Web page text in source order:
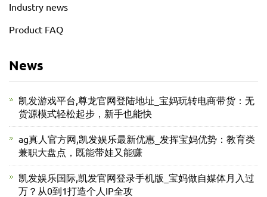
Industry news
Product FAQ
News
凯发游戏平台,尊龙官网登陆地址_宝妈玩转电商带货：无
货源模式轻松起步，新手也能快
ag真人官方网,凯发娱乐最新优惠_发挥宝妈优势：教育类
兼职大盘点，既能带娃又能赚
凯发娱乐国际,凯发官网登录手机版_宝妈做自媒体月入过
万？从0到1打造个人IP全攻